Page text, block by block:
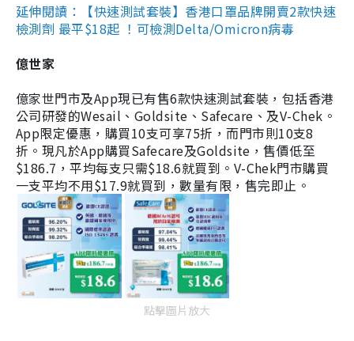
延伸閱讀：【快速測試套裝】香港口罩品牌開賣2款快速
檢測劑 最平$18起 ！可檢測Delta/Omicron病毒
億世家
億家世門市及App現已有售6款快速測試套裝，包括香港
公司研發的Wesail、Goldsite、Safecare、及V-Chek。
App限定優惠，購買10支可享75折，而門市則10支8
折。現凡於App購買Safecare及Goldsite，售價低至
$186.7，平均每支只需$18.6就買到。V-Chek門市購買
一支平均不用$17.9就買到，數量有限，售完即止。
點擊圖片放大